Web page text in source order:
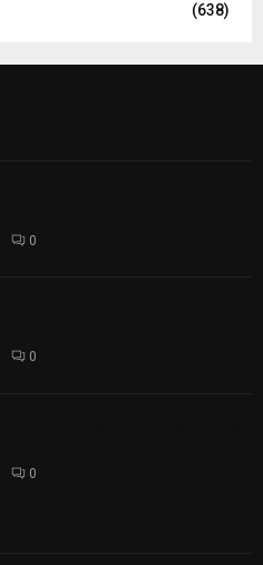
(638)
0
0
0